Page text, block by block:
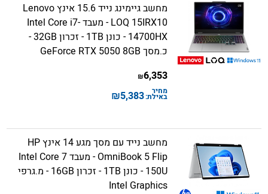
מחשב גיימינג נייד 15.6 אינץ Lenovo
LOQ 15IRX10 - מעבד Intel Core i7-
14700HX - כונן 1TB - זכרון 32GB -
כ.מסך GeForce RTX 5050 8GB
6,353
₪
מחיר
באילת:5,383
₪
מחשב נייד עם מסך מגע 14 אינץ HP
OmniBook 5 Flip - מעבד Intel Core 7
150U - כונן 1TB - זכרון 16GB - מ.גרפי
Intel Graphics